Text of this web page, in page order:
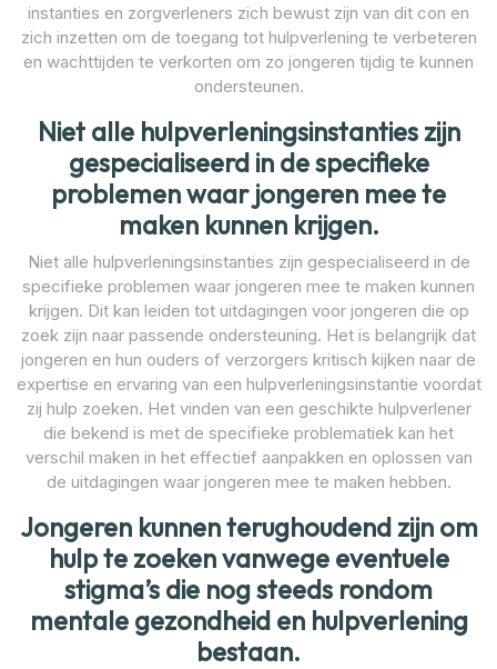
instanties en zorgverleners zich bewust zijn van dit con en
zich inzetten om de toegang tot hulpverlening te verbeteren
en wachttijden te verkorten om zo jongeren tijdig te kunnen
ondersteunen.
Niet alle hulpverleningsinstanties zijn
gespecialiseerd in de specifieke
problemen waar jongeren mee te
maken kunnen krijgen.
Niet alle hulpverleningsinstanties zijn gespecialiseerd in de
specifieke problemen waar jongeren mee te maken kunnen
krijgen. Dit kan leiden tot uitdagingen voor jongeren die op
zoek zijn naar passende ondersteuning. Het is belangrijk dat
jongeren en hun ouders of verzorgers kritisch kijken naar de
expertise en ervaring van een hulpverleningsinstantie voordat
zij hulp zoeken. Het vinden van een geschikte hulpverlener
die bekend is met de specifieke problematiek kan het
verschil maken in het effectief aanpakken en oplossen van
de uitdagingen waar jongeren mee te maken hebben.
Jongeren kunnen terughoudend zijn om
hulp te zoeken vanwege eventuele
stigma’s die nog steeds rondom
mentale gezondheid en hulpverlening
bestaan.